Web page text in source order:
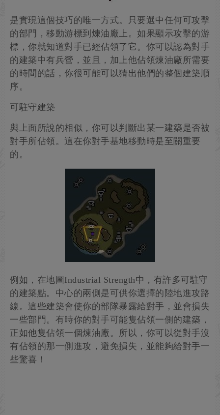
是實現這個技巧的唯一方式。只要選中任何可攻擊
的部門，移動游標到煉油廠上。如果顯示攻擊的游
標，你就知道對手已經佔領了它。你可以認為對手
的建築中有兵營，並且，加上他佔領煉油廠所需要
的時間的話，你很可能可以猜出他們的整個建築順
序。
可駐守建築
與上面所說的相似，你可以判斷出某一建築是否被
對手所佔領。這在你對手基地移動時是至關重要
的。
例如，在地圖Industrial Strength中，有許多可駐守
的建築點。中心的兩側是可供你選擇的陸地進攻路
線。這些建築會使你的部隊暴露給對手，並會損失
一些部門。有時你的對手可能隻佔領一側的建築，
正如他隻佔領一個煉油廠。所以，你可以從對手沒
有佔領的那一側進攻，避免損失，並能夠給對手一
些驚喜！